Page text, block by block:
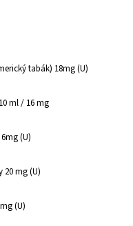
tabák) 18mg (U)
ml / 16 mg
(U)
20 mg (U)
(U)